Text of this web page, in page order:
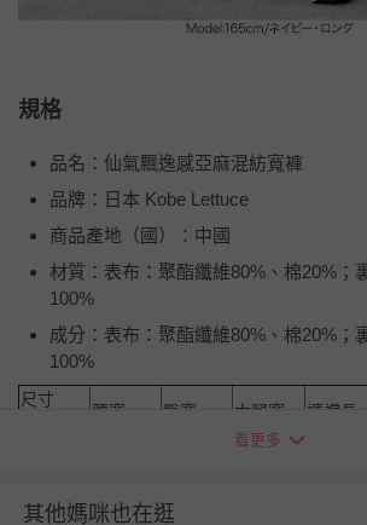
規格
品名：仙氣飄逸感亞麻混紡寬褲
品牌：日本 Kobe Lettuce
商品產地（國）：中國
材質：表布：聚酯纖維80%、棉20%；
100%
成分：表布：聚酯纖維80%、棉20%；
100%
尺寸
腰寬 臀寬 大腿寬 褲襠長
50
衣物洗滌、注意事項
看更多
其他媽咪也在逛